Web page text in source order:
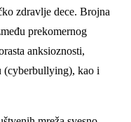
zdravlje dece. Brojna
prekomernog
anksioznosti,
(cyberbullying), kao i